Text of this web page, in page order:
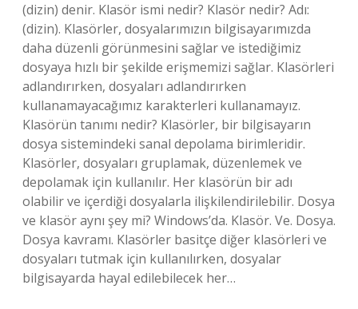
(dizin) denir. Klasör ismi nedir? Klasör nedir? Adı:
(dizin). Klasörler, dosyalarımızın bilgisayarımızda
daha düzenli görünmesini sağlar ve istediğimiz
dosyaya hızlı bir şekilde erişmemizi sağlar. Klasörleri
adlandırırken, dosyaları adlandırırken
kullanamayacağımız karakterleri kullanamayız.
Klasörün tanımı nedir? Klasörler, bir bilgisayarın
dosya sistemindeki sanal depolama birimleridir.
Klasörler, dosyaları gruplamak, düzenlemek ve
depolamak için kullanılır. Her klasörün bir adı
olabilir ve içerdiği dosyalarla ilişkilendirilebilir. Dosya
ve klasör aynı şey mi? Windows’da. Klasör. Ve. Dosya.
Dosya kavramı. Klasörler basitçe diğer klasörleri ve
dosyaları tutmak için kullanılırken, dosyalar
bilgisayarda hayal edilebilecek her…